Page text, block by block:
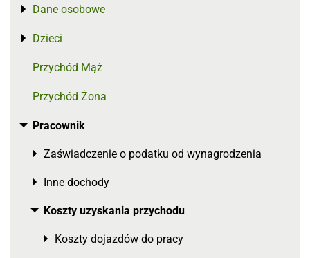
Dane osobowe
Toggle menu
Dzieci
Toggle menu
Przychód Mąż
Przychód Żona
Pracownik
Toggle menu
Zaświadczenie o podatku od wynagrodzenia
Toggle menu
Inne dochody
Toggle menu
Koszty uzyskania przychodu
Toggle menu
Koszty dojazdów do pracy
Toggle menu